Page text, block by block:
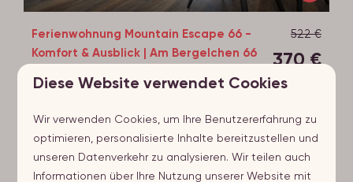
522 €
370 €
Ferienwohnung Mountain Escape 66 -
Komfort & Ausblick | Am Bergelchen 66
4
1 Nein Ja 1
Balkon
Panoramaaussicht
Diese Website verwendet Cookies
Wir verwenden Cookies, um Ihre Benutzererfahrung zu
optimieren, personalisierte Inhalte bereitzustellen und
unseren Datenverkehr zu analysieren. Wir teilen auch
Informationen über Ihre Nutzung unserer Website mit